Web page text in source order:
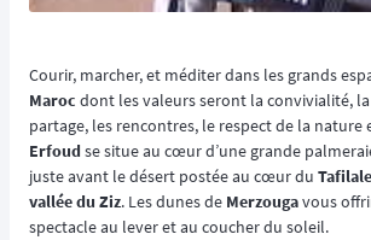
Courir, marcher, et méditer dans les grands
Maroc dont les valeurs seront la convivialité,
partage, les rencontres, le respect de la nature
Erfoud se situe au cœur d’une grande
juste avant le désert postée au cœur du
vallée du Ziz. Les dunes de Merzougavous
spectacle au lever et au coucher du soleil.